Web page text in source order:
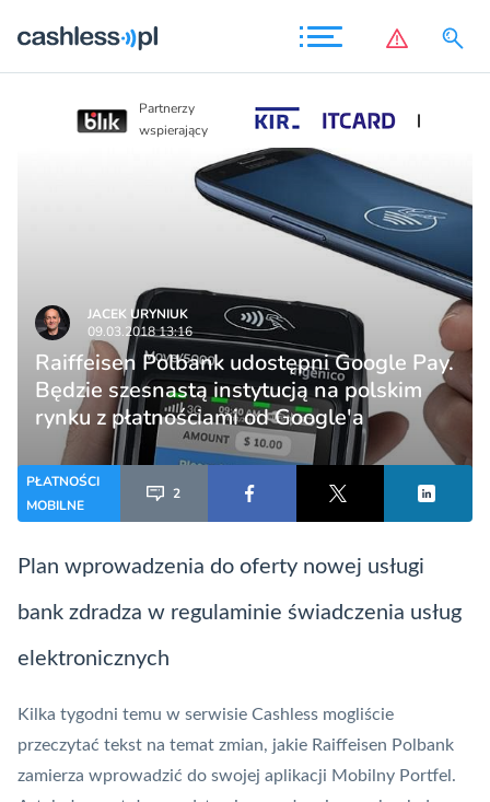
Partnerzy
wspierający
JACEK URYNIUK
09.03.2018 13:16
Raiffeisen Polbank udostępni Google Pay.
Będzie szesnastą instytucją na polskim
rynku z płatnościami od Google'a
PŁATNOŚCI
MOBILNE
2
Plan wprowadzenia do oferty nowej usługi
bank zdradza w regulaminie świadczenia usług
elektronicznych
Kilka tygodni temu w serwisie Cashless mogliście
przeczytać tekst na temat zmian, jakie Raiffeisen Polbank
zamierza wprowadzić do swojej aplikacji Mobilny Portfel.